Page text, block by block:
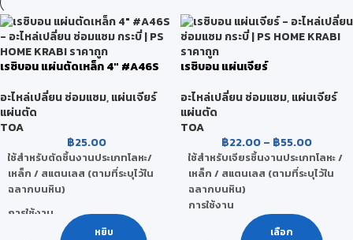
เรซิบอน แผ่นตัดเหล็ก 4″ #A46S
อะไหล่เปลี่ยน ซ่อมแซม,แผ่นเจียร์
แผ่นตัด
TOA
฿25.00
ใช้สำหรับตัดชิ้นงานประเภทโลหะ/
เหล็ก / สแตนเลส (ตามที่ระบุไว้ใน
ฉลากบนหิน)
การใช้งาน
ควรใช้ให้ถูกประเภทตาม
หยิบ
เรซิบอน แผ่นเจียร์
อะไหล่เปลี่ยน ซ่อมแซม,แผ่นเจียร์
แผ่นตัด
TOA
฿22.00– ฿55.00
ใช้สำหรับเจียรชิ้นงานประเภทโลหะ /
เหล็ก / สแตนเลส (ตามที่ระบุไว้ใน
ฉลากบนหิน)
การใช้งาน
ควรใช้ให้ถูกประเภทตาม
เลือก